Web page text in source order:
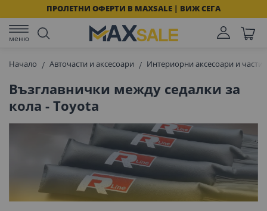
ПРОЛЕТНИ ОФЕРТИ В MAXSALE | ВИЖ СЕГА
меню
Начало Авточасти и аксесоари Интериорни аксесоари и части
Възглавнички между седалки за
кола - Toyota